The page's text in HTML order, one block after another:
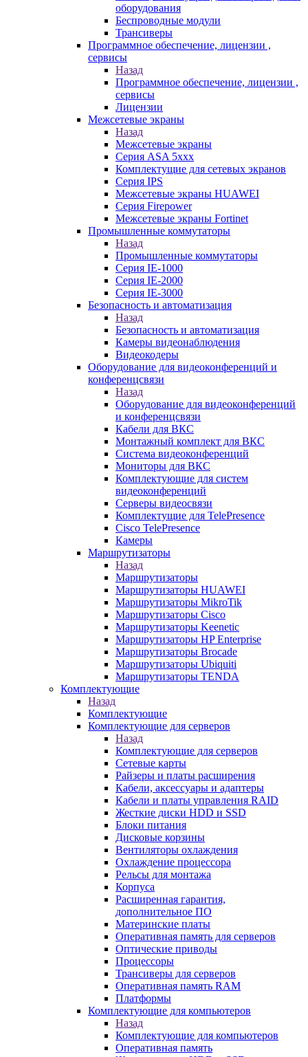
оборудования
Беспроводные модули
Трансиверы
Программное обеспечение, лицензии ,
сервисы
Назад
Программное обеспечение, лицензии ,
сервисы
Лицензии
Межсетевые экраны
Назад
Межсетевые экраны
Серия ASA 5xxx
Комплектущие для сетевых экранов
Серия IPS
Межсетевые экраны HUAWEI
Серия Firepower
Межсетевые экраны Fortinet
Промышленные коммутаторы
Назад
Промышленные коммутаторы
Серия IE-1000
Серия IE-2000
Серия IE-3000
Безопасность и автоматизация
Назад
Безопасность и автоматизация
Камеры видеонаблюдения
Видеокодеры
Оборудование для видеоконференций и
конференцсвязи
Назад
Оборудование для видеоконференций
и конференцсвязи
Кабели для ВКС
Монтажный комплект для ВКС
Система видеоконференций
Мониторы для ВКС
Комплектующие для систем
видеоконференций
Серверы видеосвязи
Комплектущие для TelePresence
Cisco TelePresence
Камеры
Маршрутизаторы
Назад
Маршрутизаторы
Маршрутизаторы HUAWEI
Маршрутизаторы MikroTik
Маршрутизаторы Cisco
Маршрутизаторы Keenetic
Маршрутизаторы HP Enterprise
Маршрутизаторы Brocade
Маршрутизаторы Ubiquiti
Маршрутизаторы TENDA
Комплектующие
Назад
Комплектующие
Комплектующие для серверов
Назад
Комплектующие для серверов
Сетевые карты
Райзеры и платы расширения
Кабели, аксессуары и адаптеры
Кабели и платы управления RAID
Жесткие диски HDD и SSD
Блоки питания
Дисковые корзины
Вентиляторы охлаждения
Охлаждение процессора
Рельсы для монтажа
Корпуса
Расширенная гарантия,
дополнительное ПО
Материнские платы
Оперативная память для серверов
Оптические приводы
Процессоры
Трансиверы для серверов
Оперативная память RAM
Платформы
Комплектующие для компьютеров
Назад
Комплектующие для компьютеров
Оперативная память